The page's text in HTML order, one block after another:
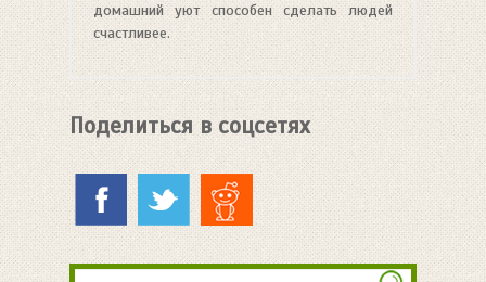
домашний уют способен сделать людей
счастливее.
Поделиться в соцсетях